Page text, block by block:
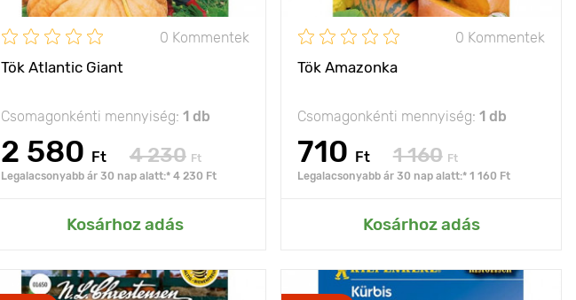
0 Kommentek
Tök Atlantic Giant
Csomagonkénti mennyiség: 1 db
2 580 Ft 4 230 Ft
Legalacsonyabb ár 30 nap alatt:* 4 230 Ft
Kosárhoz adás
Hozzáadás az Én kertemhez
0 Kommentek
Tök Amazonka
Csomagonkénti mennyiség: 1 db
710 Ft 1 160 Ft
Legalacsonyabb ár 30 nap alatt:* 1 160 Ft
Kosárhoz adás
Hozzáadás az Én kertemhez